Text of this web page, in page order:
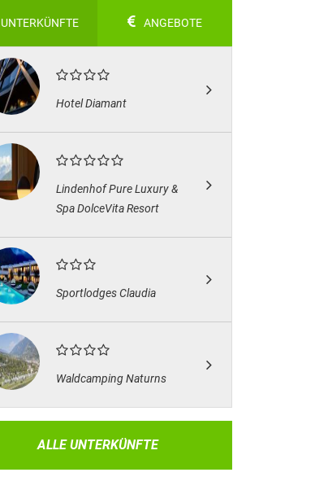
UNTERKÜNFTE ANGEBOTE
Hotel Diamant
Lindenhof Pure Luxury &
Spa DolceVita Resort
Sportlodges Claudia
Waldcamping Naturns
ALLE UNTERKÜNFTE